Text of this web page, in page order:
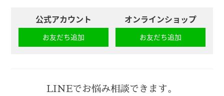
公式アカウント
お友だち追加
オンラインショップ
お友だち追加
LINEでお悩み相談できます。